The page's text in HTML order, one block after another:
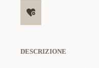
DESCRIZIONE